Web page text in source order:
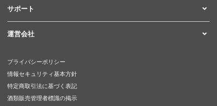
サポート
運営会社
プライバシーポリシー
情報セキュリティ基本方針
特定商取引法に基づく表記
酒類販売管理者標識の掲示